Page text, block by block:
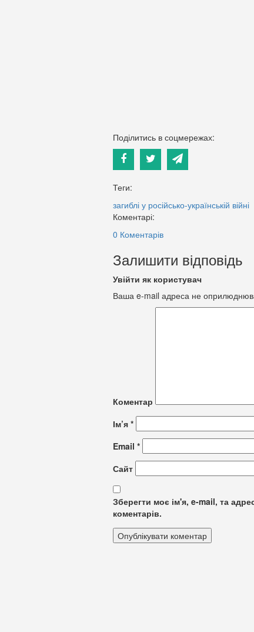
Поділитись в соцмережах:
Теги:
загиблі у російсько-українській війні
Коментарі:
0 Коментарів
Залишити відповідь
Увійти як користувач
Ваша e-mail адреса не
Коментар
Ім’я *
Email *
Сайт
Зберегти моє ім'я, e-mail, та
коментарів.